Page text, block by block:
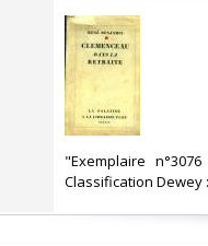
‎"Exemplaire
Classification Dewey